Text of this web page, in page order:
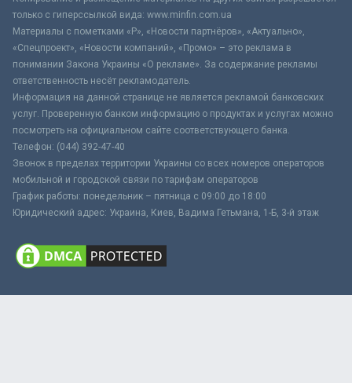
только с гиперссылкой вида: www.minfin.com.ua
Материалы с пометками «Р», «Новости партнёров», «Актуально»,
«Спецпроект», «Новости компаний», «Промо» – это реклама в
понимании Закона Украины «О рекламе». За содержание рекламы
ответственность несёт рекламодатель.
Информация на данной странице не является рекламой банковских
услуг. Проверенную банком информацию о продуктах и услугах можно
посмотреть на официальном сайте соответствующего банка.
Телефон: (044) 392-47-40
Звонок в пределах территории Украины со всех номеров операторов
мобильной и городской связи по тарифам операторов
График работы: понедельник – пятница с 09:00 до 18:00
Юридический адрес: Украина, Киев, Вадима Гетьмана, 1-Б, 3-й этаж